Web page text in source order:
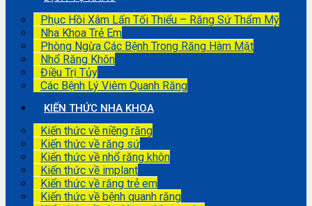
Phục Hồi Xâm Lấn Tối Thiểu – Răng Sứ Thẩm Mỹ
Nha Khoa Trẻ Em
Phòng Ngừa Các Bệnh Trong Răng Hàm Mặt
Nhổ Răng Khôn
Điều Trị Tủy
Các Bệnh Lý Viêm Quanh Răng
KIẾN THỨC NHA KHOA
Kiến thức về niềng răng
Kiến thức về răng sứ
Kiến thức về nhổ răng khôn
Kiến thức về implant
Kiến thức về răng trẻ em
Kiến thức về bệnh quanh răng